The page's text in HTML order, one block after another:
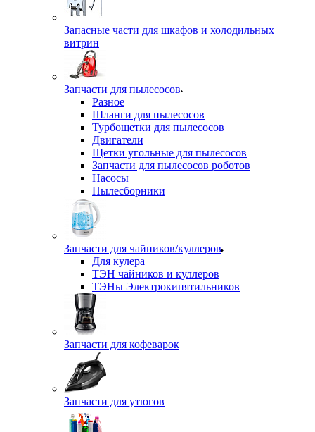
Запасные части для шкафов и холодильных
витрин
Запчасти для пылесосов
Разное
Шланги для пылесосов
Турбощетки для пылесосов
Двигатели
Щетки угольные для пылесосов
Запчасти для пылесосов роботов
Насосы
Пылесборники
Запчасти для чайников/куллеров
Для кулера
ТЭН чайников и куллеров
ТЭНы Электрокипятильников
Запчасти для кофеварок
Запчасти для утюгов